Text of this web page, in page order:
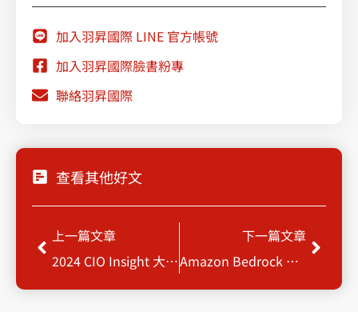
加入羽昇國際 LINE 官方帳號
加入羽昇國際臉書粉專
聯絡羽昇國際
查看其他好文
Prev上一篇文章
2024 CIO Insight 大調查報告下載
下一篇文章
Amazon Bedrock 讓生成式AI大眾化，創新無限可能
Next